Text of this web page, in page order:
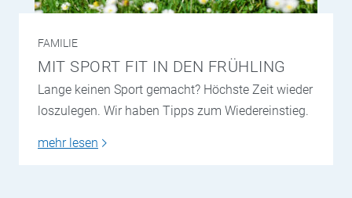
FAMILIE
MIT SPORT FIT IN DEN FRÜHLING
Lange keinen Sport gemacht? Höchste Zeit wieder
loszulegen. Wir haben Tipps zum Wiedereinstieg.
mehr lesen